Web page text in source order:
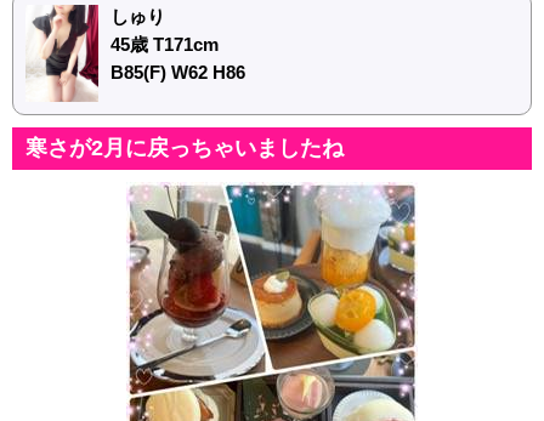
しゅり
45歳 T171cm
B85(F) W62 H86
寒さが2月に戻っちゃいましたね